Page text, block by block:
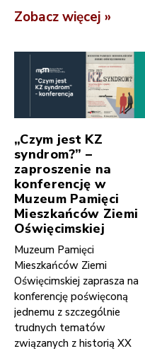
Zobacz więcej »
„Czym jest KZ
syndrom?” –
zaproszenie na
konferencję w
Muzeum Pamięci
Mieszkańców Ziemi
Oświęcimskiej
Muzeum Pamięci
Mieszkańców Ziemi
Oświęcimskiej zaprasza na
konferencję poświęconą
jednemu z szczególnie
trudnych tematów
związanych z historią XX